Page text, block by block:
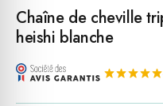
Chaîne de cheville
heishi blanche